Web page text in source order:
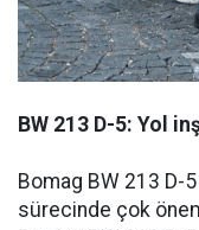
BW 213 D-5: Yol
Bomag BW 213 D-
sürecinde çok